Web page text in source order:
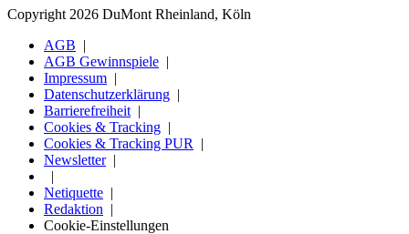
Copyright 2026 DuMont Rheinland, Köln
AGB
AGB Gewinnspiele
Impressum
Datenschutzerklärung
Barrierefreiheit
Cookies & Tracking
Cookies & Tracking PUR
Newsletter
Netiquette
Redaktion
Cookie-Einstellungen